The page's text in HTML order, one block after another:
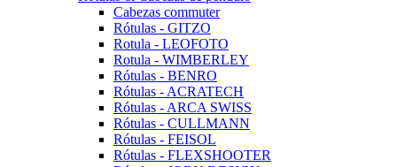
Cabezas commuter
Rótulas - GITZO
Rotula - LEOFOTO
Rotula - WIMBERLEY
Rótulas - BENRO
Rótulas - ACRATECH
Rótulas - ARCA SWISS
Rótulas - CULLMANN
Rótulas - FEISOL
Rótulas - FLEXSHOOTER